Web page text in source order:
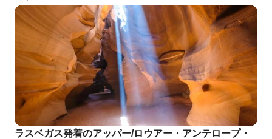
ラスベガス発着のアッパー/ロウアー・アンテロープ・